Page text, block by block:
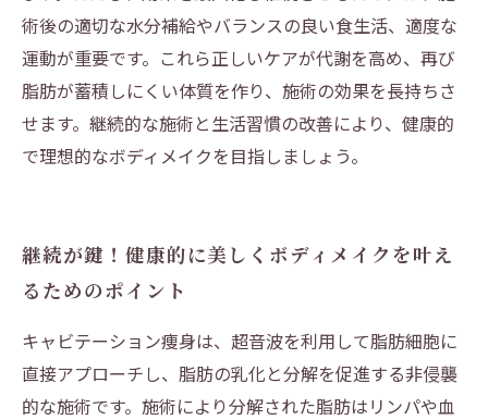
術後の適切な水分補給やバランスの良い食生活、適度な
運動が重要です。これら正しいケアが代謝を高め、再び
脂肪が蓄積しにくい体質を作り、施術の効果を長持ちさ
せます。継続的な施術と生活習慣の改善により、健康的
で理想的なボディメイクを目指しましょう。
継続が鍵！健康的に美しくボディメイクを叶え
るためのポイント
キャビテーション痩身は、超音波を利用して脂肪細胞に
直接アプローチし、脂肪の乳化と分解を促進する非侵襲
的な施術です。施術により分解された脂肪はリンパや血